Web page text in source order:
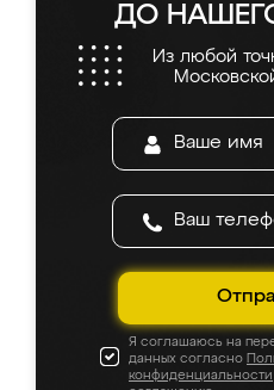
ДО
Из любой
Я соглашаюсь на
данных согласно
конфиденциальности